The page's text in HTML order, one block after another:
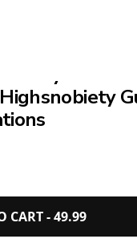
The
CART -49.99